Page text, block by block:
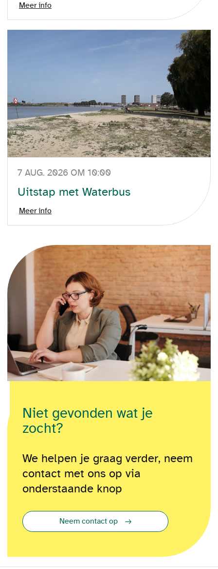
Meer info
7 AUG. 2026 OM 10:00
Uitstap met Waterbus
Meer info
Niet gevonden wat je
zocht?
We helpen je graag verder, neem
contact met ons op via
onderstaande knop
Neem contact op